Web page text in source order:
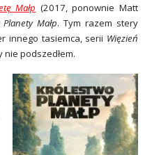
Małp (2017, ponownie Matt
Małp. Tym razem stery
innego tasiemca, serii Więzień
nie podszedłem.